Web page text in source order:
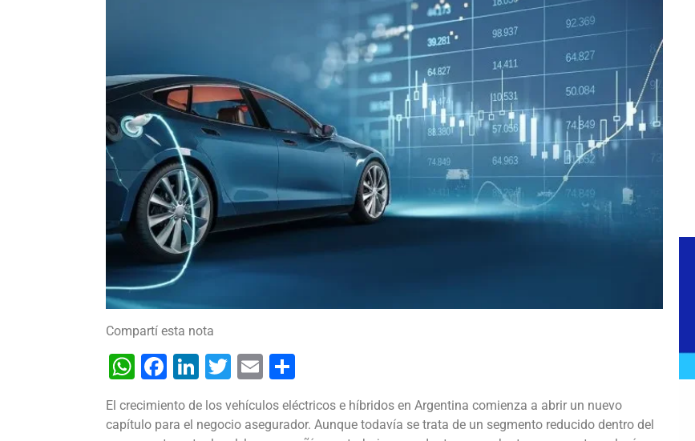
Compartí esta nota
WhatsApp
Facebook
LinkedIn
Twitter
Email
El crecimiento de los vehículos eléctricos e híbridos en Argentina comienza a abrir un nuevo
capítulo para el negocio asegurador. Aunque todavía se trata de un segmento reducido dentro del